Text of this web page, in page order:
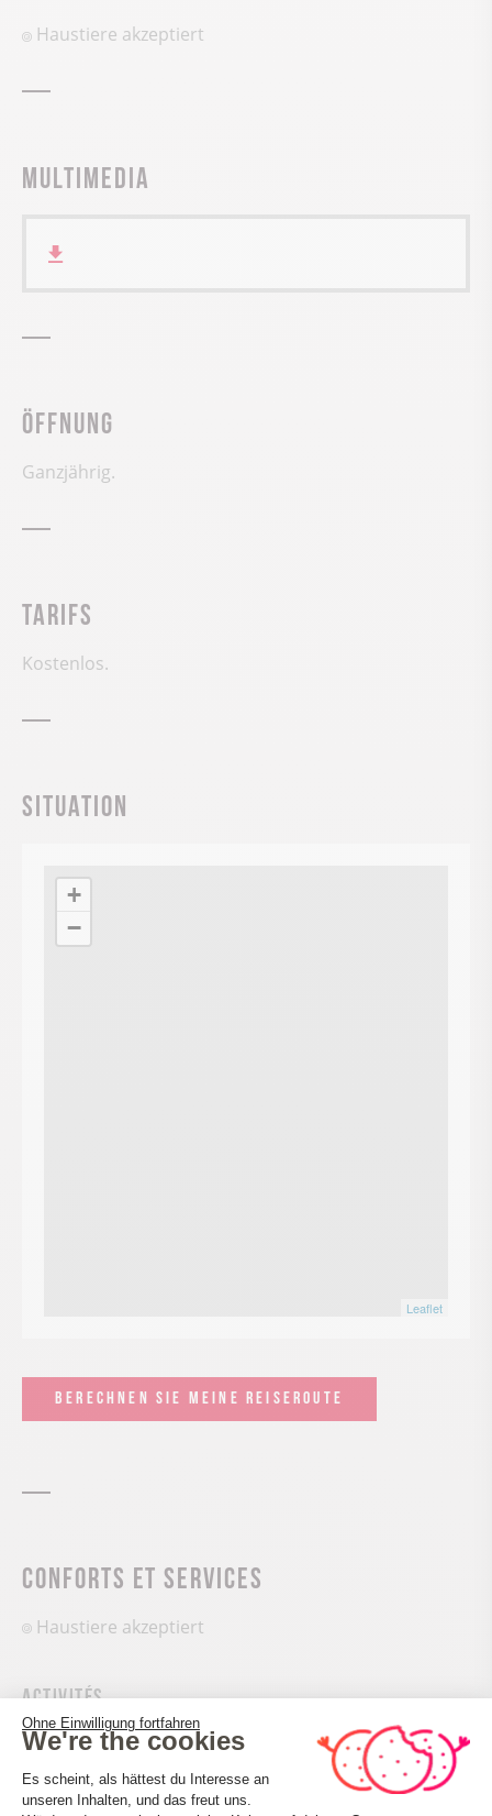
Haustiere akzeptiert
Multimedia
Öffnung
Ganzjährig.
Tarifs
Kostenlos.
Situation
+
−
Leaflet
BERECHNEN SIE MEINE REISEROUTE
Conforts et services
Haustiere akzeptiert
Activités
Trail-Route
Laufsportarten
Ohne Einwilligung fortfahren
We're the cookies
Einwilligungsmanagementplattform:
Es scheint, als hättest du Interesse an
unseren Inhalten, und das freut uns.